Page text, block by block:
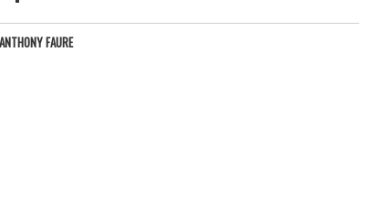
ANTHONY FAURE